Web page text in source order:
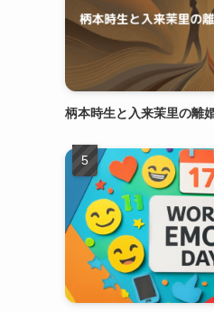
柄本時生と入来茉里の離